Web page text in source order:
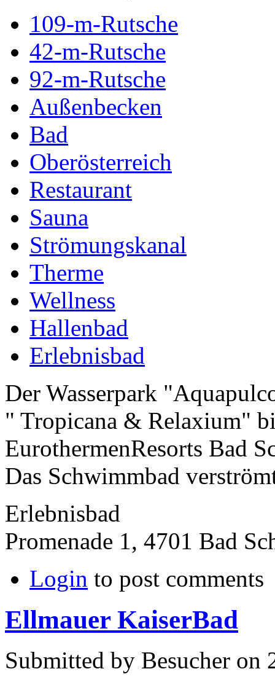
109-m-Rutsche
42-m-Rutsche
92-m-Rutsche
Außenbecken
Bad
Oberösterreich
Restaurant
Sauna
Strömungskanal
Therme
Wellness
Hallenbad
Erlebnisbad
Der Wasserpark
" Tropicana & Relaxium"
EurothermenResorts Bad
Das Schwimmbad
Erlebnisbad
Promenade 1, 4701 Bad
Login to post comments
Ellmauer KaiserBad
Submitted by Besucher on